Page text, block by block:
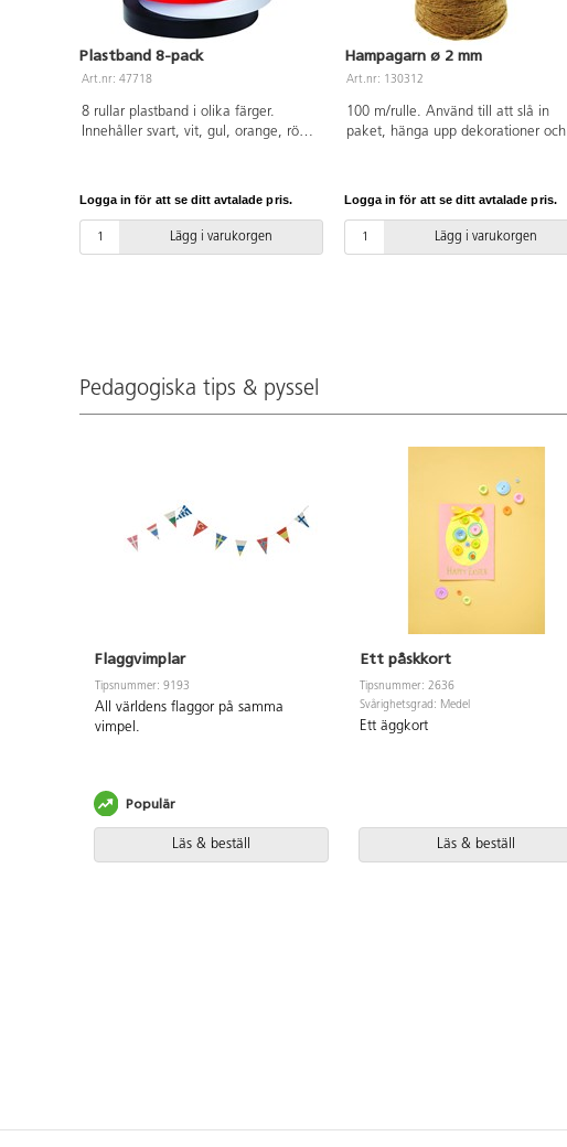
Plastband 8-pack
Art.nr: 47718
8 rullar plastband i olika färger.
Innehåller svart, vit, gul, orange, röd,
Logga in för att se ditt avtalade pris.
Lägg i varukorgen
Hampagarn ø 2 mm
Art.nr: 130312
100 m/rulle. Använd till att slå in
paket, hänga upp dekorationer och
Logga in för att se ditt avtalade pris.
Lägg i varukorgen
Pedagogiska tips & pyssel
Flaggvimplar
Tipsnummer: 9193
All världens flaggor på samma
vimpel.
Läs & beställ
Populär
Ett påskkort
Tipsnummer: 2636
Svårighetsgrad: Medel
Ett äggkort
Läs & beställ